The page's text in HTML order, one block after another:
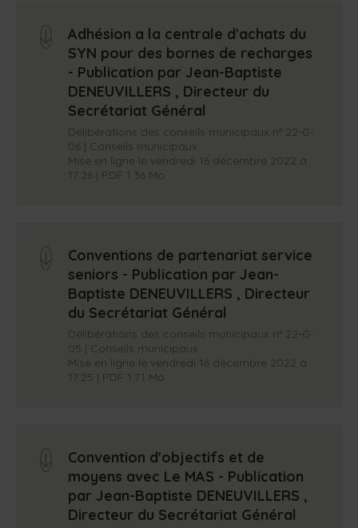
arrow_down
Adhésion a la centrale d'achats du
SYN pour des bornes de recharges
- Publication par Jean-Baptiste
DENEUVILLERS , Directeur du
Secrétariat Général
Délibérations des conseils municipaux n° 22-G-
06 | Conseils municipaux
Mise en ligne le vendredi 16 décembre 2022 à
17:26 | PDF 1.36 Mo
arrow_down
Conventions de partenariat service
seniors - Publication par Jean-
Baptiste DENEUVILLERS , Directeur
du Secrétariat Général
Délibérations des conseils municipaux n° 22-G-
05 | Conseils municipaux
Mise en ligne le vendredi 16 décembre 2022 à
17:25 | PDF 1.71 Mo
arrow_down
Convention d'objectifs et de
moyens avec Le MAS - Publication
par Jean-Baptiste DENEUVILLERS ,
Directeur du Secrétariat Général